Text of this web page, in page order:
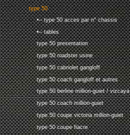
type 50
•-- type 50 acces par n° chassis
•-- tables
type 50 presentation
type 50 roadster usine
type 50 cabriolet gangloff
type 50 coach gangloff et autres
type 50 berline million-guiet / vizcaya
type 50 coach million-guiet
type 50 coupe victoria million-guiet
type 50 coupe fiacre